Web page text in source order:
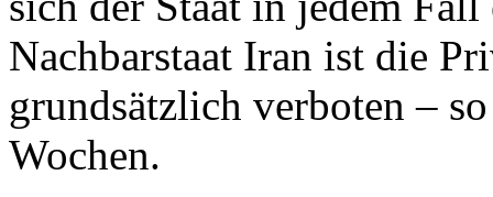
Nachbarstaat Iran ist die
grundsätzlich verboten –
Wochen.